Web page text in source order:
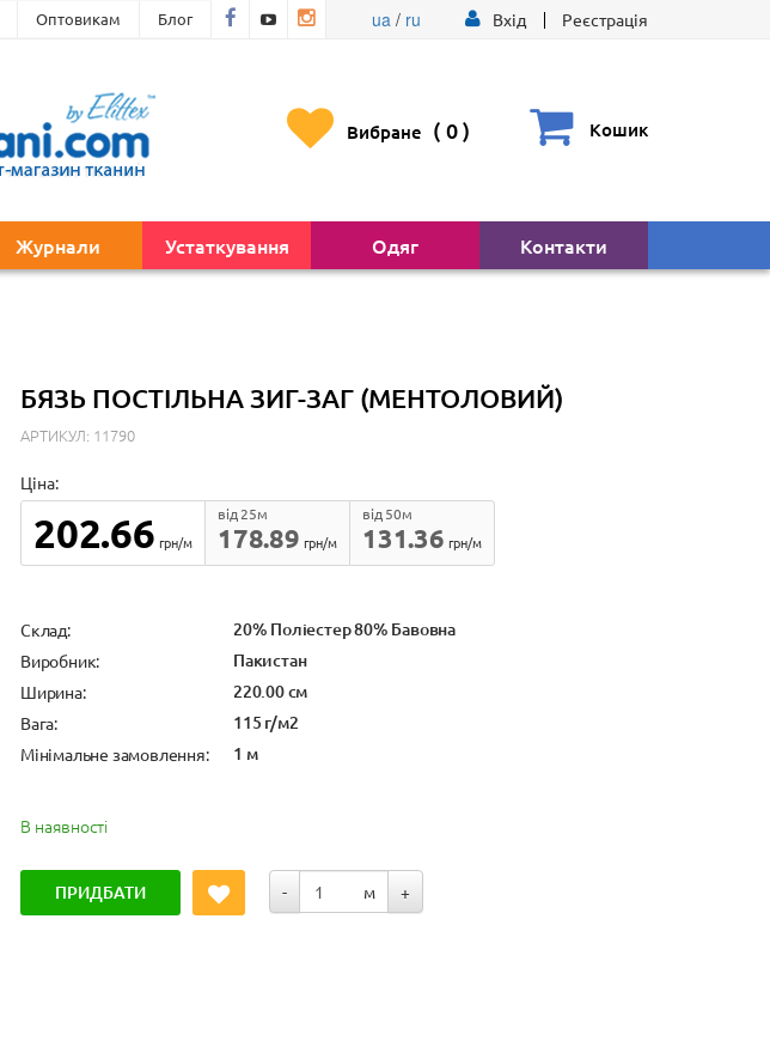
Оптовикам Блог ua/ ru Вхід Реєстрація
Вибране ( 0) Кошик
Журнали Устаткування Одяг Контакти
БЯЗЬ ПОСТІЛЬНА ЗИГ-ЗАГ (МЕНТОЛОВИЙ)
АРТИКУЛ: 11790
Ціна:
202.66 грн/м 178.89
від 25м
грн/м
131.36
від 50м
грн/м
Cклад: 20% Поліестер 80% Бавовна
Виробник: Пакистан
Ширина: 220.00 см
Вага: 115 г/м2
Мінімальне замовлення: 1 м
В наявності
ПРИДБАТИ - м +